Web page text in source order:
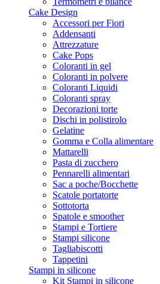
Cake Design
Accessori per Fiori
Addensanti
Attrezzature
Cake Pops
Coloranti in gel
Coloranti in polvere
Coloranti Liquidi
Coloranti spray
Decorazioni torte
Dischi in polistirolo
Gelatine
Gomma e Colla alimentare
Mattarelli
Pasta di zucchero
Pennarelli alimentari
Sac a poche/Bocchette
Scatole portatorte
Sottotorta
Spatole e smoother
Stampi e Tortiere
Stampi silicone
Tagliabiscotti
Tappetini
Stampi in silicone
Kit Stampi in silicone